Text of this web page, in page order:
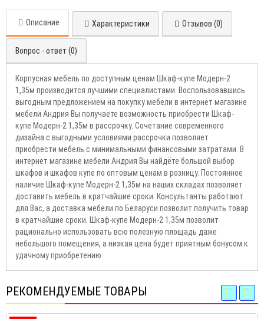
Описание Характеристики Отзывов (0)
Вопрос - ответ (0)
Корпусная мебель по доступным ценам Шкаф-купе Модерн-2
1,35м производится лучшими специалистами. Воспользовавшись
выгодным предложением на покупку мебели в интернет магазине
мебели Андрия Вы получаете возможность приобрести Шкаф-
купе Модерн-2 1,35м в рассрочку. Сочетание современного
дизайна с выгодными условиями рассрочки позволяет
приобрести мебель с минимальными финансовыми затратами. В
интернет магазине мебели Андрия Вы найдёте большой выбор
шкафов и шкафов купе по оптовым ценам в розницу. Постоянное
наличие Шкаф-купе Модерн-2 1,35м на наших складах позволяет
доставить мебель в кратчайшие сроки. Консультанты работают
для Вас, а доставка мебели по Беларуси позволит получить товар
в кратчайшие сроки. Шкаф-купе Модерн-2 1,35м позволит
рационально использовать всю полезную площадь даже
небольшого помещения, а низкая цена будет приятным бонусом к
удачному приобретению.
РЕКОМЕНДУЕМЫЕ ТОВАРЫ